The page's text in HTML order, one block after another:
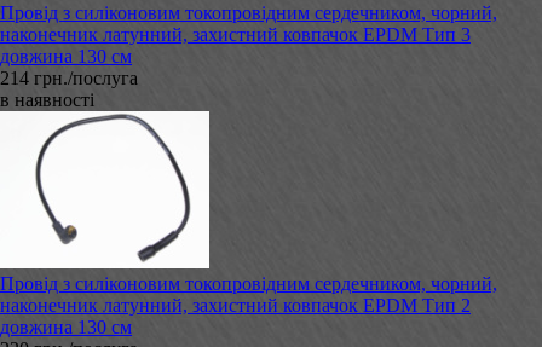
Провід з силіконовим токопровідним сердечником, чорний,
наконечник латунний, захистний ковпачок EPDM Тип 3
довжина 130 см
214 грн./послуга
в наявності
Провід з силіконовим токопровідним сердечником, чорний,
наконечник латунний, захистний ковпачок EPDM Тип 2
довжина 130 см